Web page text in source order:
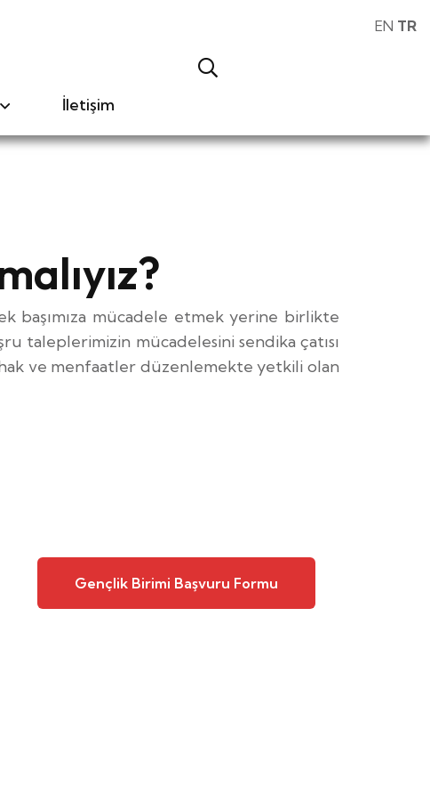
İletişim
başımıza mücadele etmek yerine birlikte
taleplerimizin mücadelesini sendika çatısı
hak ve menfaatler düzenlemekte yetkili olan
Gençlik Birimi Başvuru Formu
EN TR